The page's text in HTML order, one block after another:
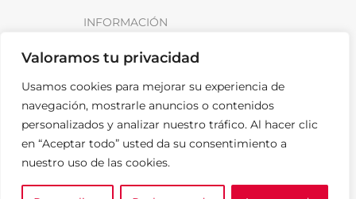
Valoramos tu privacidad
Usamos cookies para mejorar su experiencia de
navegación, mostrarle anuncios o contenidos
personalizados y analizar nuestro tráfico. Al hacer clic
en “Aceptar todo” usted da su consentimiento a
nuestro uso de las cookies.
INFORMACIÓN
Sobre SparkLoad
FAQ
Contacto
Noticias